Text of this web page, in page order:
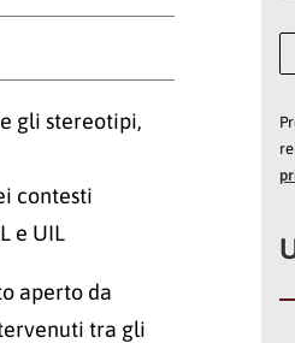
gli stereotipi,
contesti
e UIL
aperto da
tra gli